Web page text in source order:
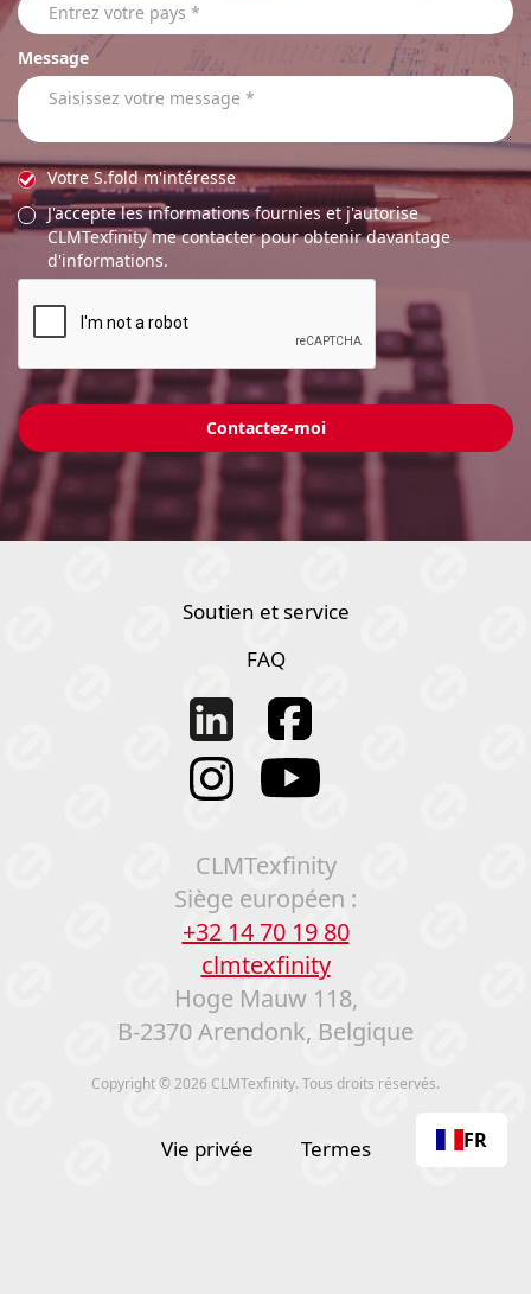
Message
Votre S.fold m'intéresse
J'accepte les informations fournies et j'autorise
CLMTexfinity me contacter pour obtenir davantage
d'informations.
Soutien et service
FAQ
CLMTexfinity
Siège européen :
+32 14 70 19 80
clmtexfinity
Hoge Mauw 118,
B-2370 Arendonk, Belgique
Copyright © 2026 CLMTexfinity. Tous droits réservés.
Vie privée Termes FR